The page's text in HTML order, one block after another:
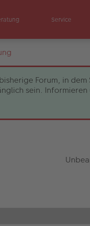
Service
Forum, in
sein.